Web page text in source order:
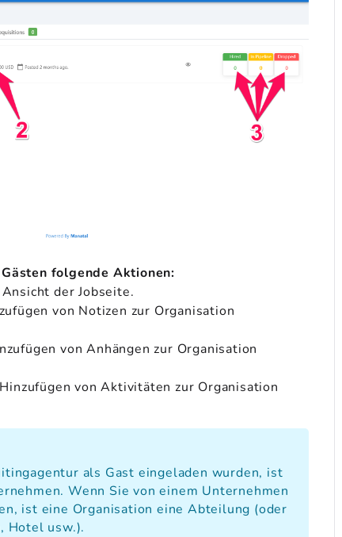
folgende Aktionen:
Ansicht der Jobseite.
von Notizen zur Organisation
von Anhängen zur Organisation
von Aktivitäten zur Organisation
als Gast eingeladen wurden, ist
Wenn Sie von einem Unternehmen
ist eine Organisation eine Abteilung (oder
Hotel usw.).